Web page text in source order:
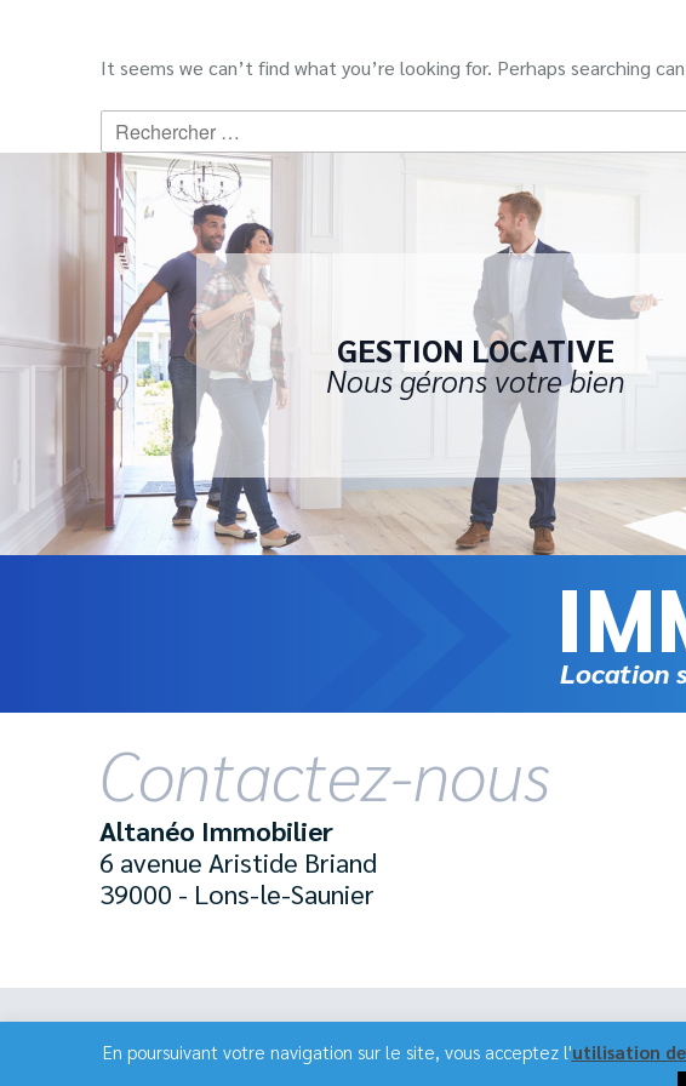
It seems we can’t find what you’re looking for. Perhaps searching
Recherche
:
GESTION LOCATIVE
Nous gérons votre bien
Location
Contactez-nous
Altanéo Immobilier
6 avenue Aristide Briand
39000 - Lons-le-Saunier
En poursuivant votre navigation sur le site, vous acceptez l'utilisation